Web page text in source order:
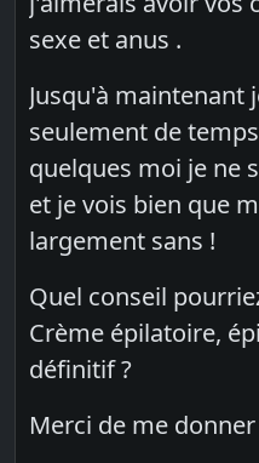
sexe et anus .
Jusqu'à maintenant
seulement de
quelques moi je ne
et je vois bien que
largement sans !
Quel conseil
Crème épilatoire,
définitif ?
Merci de me